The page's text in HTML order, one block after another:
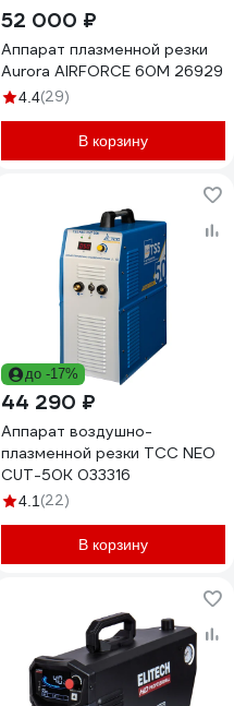
52 000 ₽
Аппарат плазменной резки
Aurora AIRFORCE 60M 26929
4.4(29)
В корзину
до -17%
44 290 ₽
Аппарат воздушно-
плазменной резки ТСС NEO
CUT-50K 033316
4.1 (22)
В корзину